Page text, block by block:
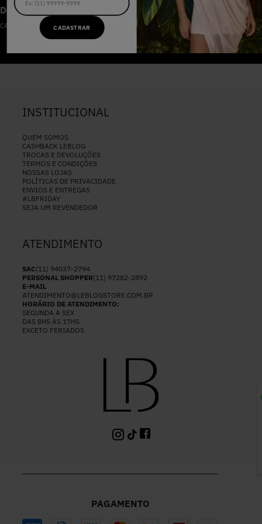
CADASTRAR
DESCONTOS IMPERDÍVEIS
CADASTRE-SE NA NOSSA NEWSLETTER
CADASTRAR
INSTITUCIONAL
QUEM SOMOS
CASHBACK LEBLOG
TROCAS E DEVOLUÇÕES
TERMOS E CONDIÇÕES
NOSSAS LOJAS
POLÍTICAS DE PRIVACIDADE
ENVIOS E ENTREGAS
#LBFRIDAY
SEJA UM REVENDEDOR
ATENDIMENTO
SAC(11) 94037-2794
PERSONAL SHOPPER(11) 97282-2892
E-MAIL
ATENDIMENTO@LEBLOGSTORE.COM.BR
HORÁRIO DE ATENDIMENTO:
SEGUNDA A SEX
DAS 8HS ÀS 17HS
EXCETO FERIADOS
PAGAMENTO